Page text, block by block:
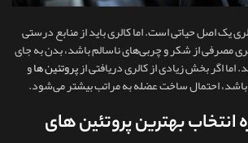
یک اصل حیاتی است. اما کالری باید از منابع درستی
مصرفی از شکر و چربی‌های ناسالم باشد، بدن به‌ جای
اگر بخش زیادی از کالری دریافتی ازپروتئین هاو
احتمال ساخت عضله به‌ مراتب بیشتر می‌شود.
انتخاب بهترین پروتئین های